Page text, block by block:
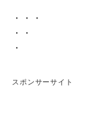
・・・
・・
・
スポンサーサイト